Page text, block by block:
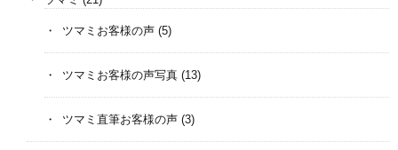
ツマミお客様の声 (5)
ツマミお客様の声写真 (13)
ツマミ直筆お客様の声 (3)